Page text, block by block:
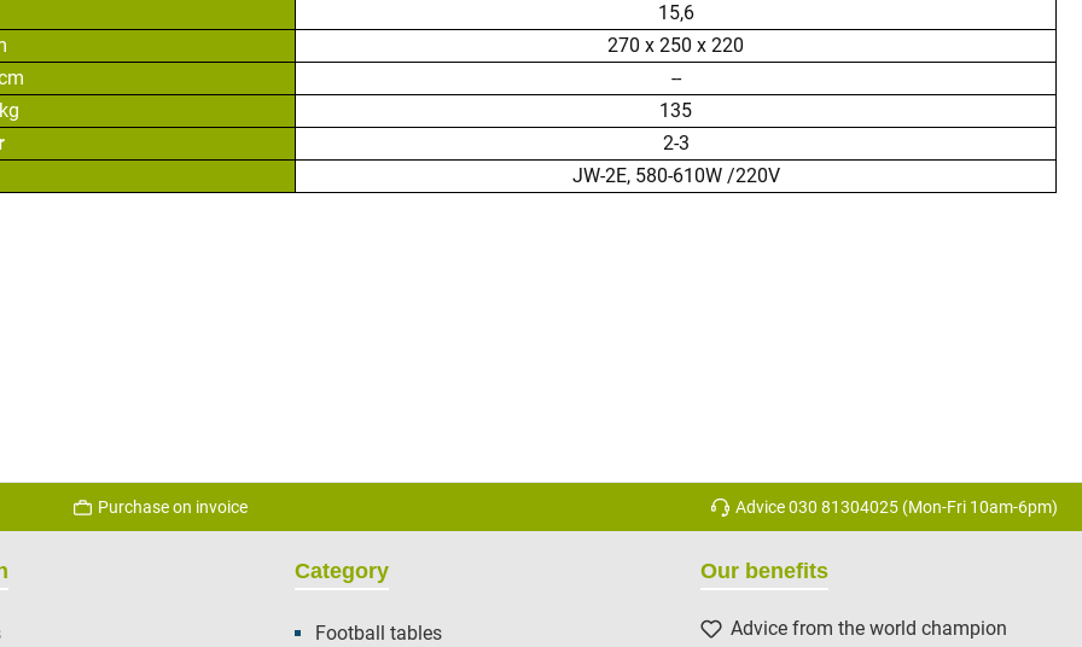
15,6
270 x 250 x 220
--
135
2-3
JW-2E, 580-610W /220V
Purchase on invoice Advice 030 81304025 (Mon-Fri 10am-6pm)
Category
Football tables
Our benefits
Advice from the world champion